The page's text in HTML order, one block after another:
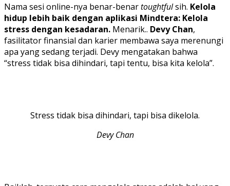
Nama sesi online-nya benar-benartoughtfulsih. Kelola
hidup lebih baik dengan aplikasi Mindtera: Kelola
stress dengan kesadaran. Menarik.. Devy Chan,
fasilitator finansial dan karier membawa saya merenungi
apa yang sedang terjadi. Devy mengatakan bahwa
“stress tidak bisa dihindari, tapi tentu, bisa kita kelola”.
Stress tidak bisa dihindari, tapi bisa dikelola.
Devy Chan